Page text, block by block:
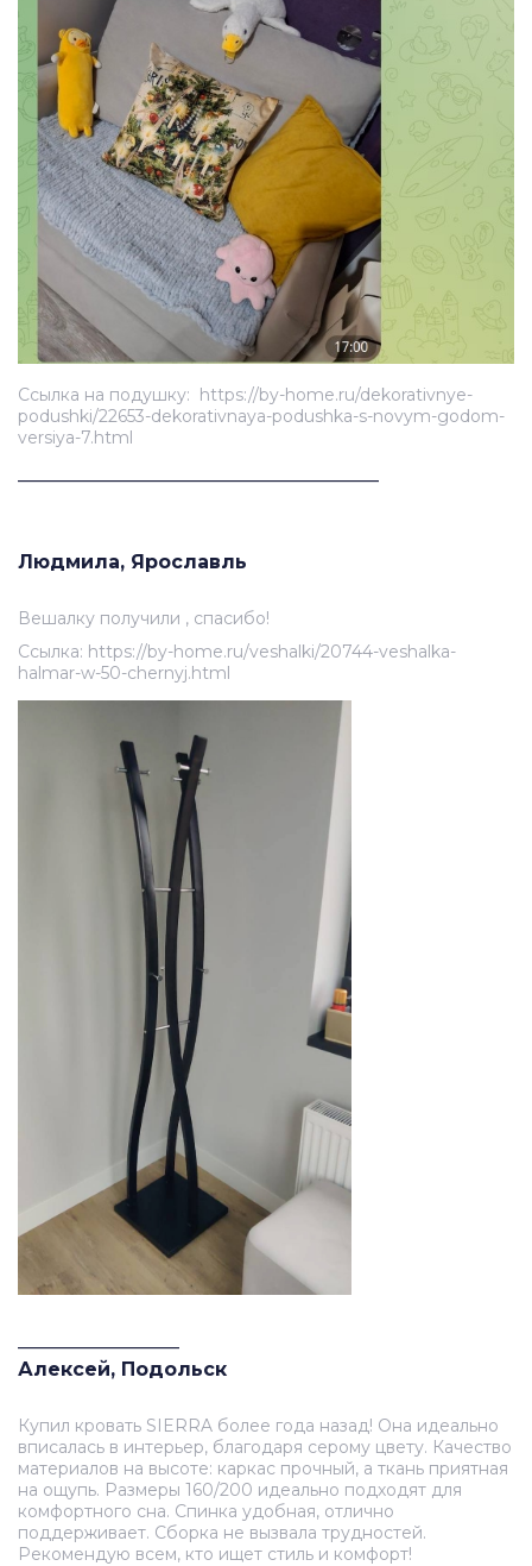
Ссылка на подушку: https://by-home.ru/dekorativnye-
podushki/22653-dekorativnaya-podushka-s-novym-godom-
versiya-7.html
Людмила, Ярославль
Вешалку получили , спасибо!
Ссылка: https://by-home.ru/veshalki/20744-veshalka-
halmar-w-50-chernyj.html
Алексей, Подольск
Купил кровать SIERRA более года назад! Она идеально
вписалась в интерьер, благодаря серому цвету. Качество
материалов на высоте: каркас прочный, а ткань приятная
на ощупь. Размеры 160/200 идеально подходят для
комфортного сна. Спинка удобная, отлично
поддерживает. Сборка не вызвала трудностей.
Рекомендую всем, кто ищет стиль и комфорт!